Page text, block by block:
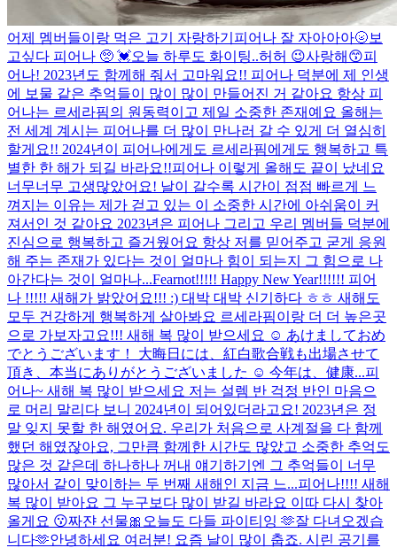
어제 멤버들이랑 먹은 고기 자랑하기 피어나 잘 자아아아🌝 보
고싶다 피어나 🥺 💓오늘 하루도 화이팅..허허 😉사랑해😙피
어나! 2023년도 함께해 줘서 고마워요!! 피어나 덕분에 제 인생
에 보물 같은 추억들이 많이 많이 만들어진 거 같아요 항상 피
어나는 르세라핌의 원동력이고 제일 소중한 존재예요 올해는
전 세계 계시는 피어나를 더 많이 만나러 갈 수 있게 더 열심히
할게요!! 2024년이 피어나에게도 르세라핌에게도 행복하고 특
별한 한 해가 되길 바라요!!피어나 이렇게 올해도 끝이 났네요
너무너무 고생많았어요! 날이 갈수록 시간이 점점 빠르게 느
껴지는 이유는 제가 걷고 있는 이 소중한 시간에 아쉬움이 커
져서인 것 같아요 2023년은 피어나 그리고 우리 멤버들 덕분에
진심으로 행복하고 즐거웠어요 항상 저를 믿어주고 굳게 응원
해 주는 존재가 있다는 것이 얼마나 힘이 되는지 그 힘으로 나
아간다는 것이 얼마나...Fearnot!!!!! Happy New Year!!!!!! 피어
나 !!!!! 새해가 밝았어요!!! :) 대박 대박 신기하다 ㅎㅎ 새해도
모두 건강하게 행복하게 살아봐요 르세라핌이랑 더 더 높은곳
으로 가보자고요!!! 새해 복 많이 받으세요 ☺️ あけましておめ
でとうございます！ 大晦日には、紅白歌合戦も出場させて
頂き、本当にありがとうございました ☺️ 今年は、健康...피
어나~ 새해 복 많이 받으세요 저는 설렘 반 걱정 반인 마음으
로 머리 말리다 보니 2024년이 되어있더라고요! 2023년은 정
말 잊지 못할 한 해였어요. 우리가 처음으로 사계절을 다 함께
했던 해였잖아요, 그만큼 함께한 시간도 많았고 소중한 추억도
많은 것 같은데 하나하나 꺼내 얘기하기엔 그 추억들이 너무
많아서 같이 맞이하는 두 번째 새해인 지금 느...피어나!!!! 새해
복 많이 받아요 그 누구보다 많이 받길 바라요 이따 다시 찾아
올게요 😗짜쟌 선물🎀 오늘도 다들 파이티잉 🫶잘 다녀오겠습
니다🫶안녕하세요 여러분! 요즘 날이 많이 춥죠. 시린 공기를